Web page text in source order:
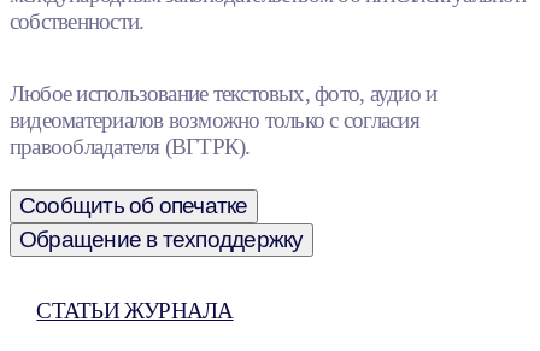
собственности.
Любое использование текстовых, фото, аудио и
видеоматериалов возможно только с согласия
правообладателя (ВГТРК).
Сообщить об опечатке
Обращение в техподдержку
СТАТЬИ ЖУРНАЛА